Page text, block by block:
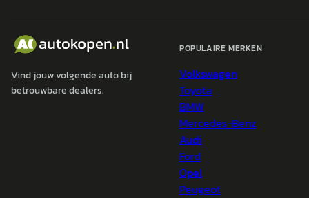
Vind jouw volgende auto bij
betrouwbare dealers.
POPULAIRE MERKEN
Volkswagen
Toyota
BMW
Mercedes-Benz
Audi
Ford
Opel
Peugeot